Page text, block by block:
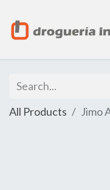
All Products Jimo